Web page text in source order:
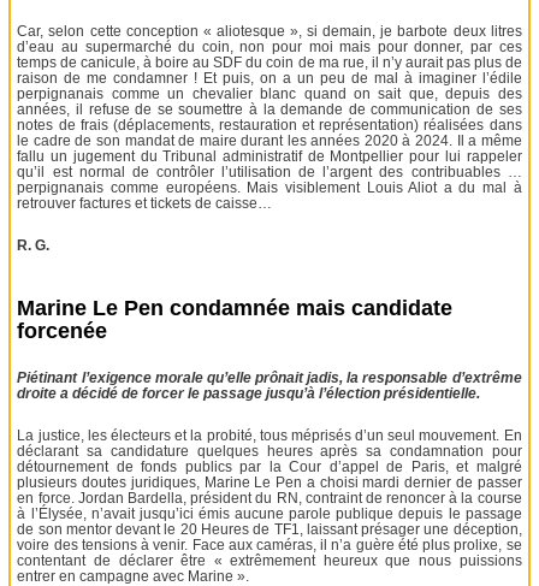
Car, selon cette conception « aliotesque », si demain, je barbote deux litres
d’eau au supermarché du coin, non pour moi mais pour donner, par ces
temps de canicule, à boire au SDF du coin de ma rue, il n’y aurait pas plus de
raison de me condamner ! Et puis, on a un peu de mal à imaginer l’édile
perpignanais comme un chevalier blanc quand on sait que, depuis des
années, il refuse de se soumettre à la demande de communication de ses
notes de frais (déplacements, restauration et représentation) réalisées dans
le cadre de son mandat de maire durant les années 2020 à 2024. Il a même
fallu un jugement du Tribunal administratif de Montpellier pour lui rappeler
qu’il est normal de contrôler l’utilisation de l’argent des contribuables …
perpignanais comme européens. Mais visiblement Louis Aliot a du mal à
retrouver factures et tickets de caisse…
R. G.
Marine Le Pen condamnée mais candidate
forcenée
Piétinant l’exigence morale qu’elle prônait jadis, la responsable d’extrême
droite a décidé de forcer le passage jusqu’à l’élection présidentielle.
La justice, les électeurs et la probité, tous méprisés d’un seul mouvement. En
déclarant sa candidature quelques heures après sa condamnation pour
détournement de fonds publics par la Cour d’appel de Paris, et malgré
plusieurs doutes juridiques, Marine Le Pen a choisi mardi dernier de passer
en force. Jordan Bardella, président du RN, contraint de renoncer à la course
à l’Élysée, n’avait jusqu’ici émis aucune parole publique depuis le passage
de son mentor devant le 20 Heures de TF1, laissant présager une déception,
voire des tensions à venir. Face aux caméras, il n’a guère été plus prolixe, se
contentant de déclarer être « extrêmement heureux que nous puissions
entrer en campagne avec Marine ».